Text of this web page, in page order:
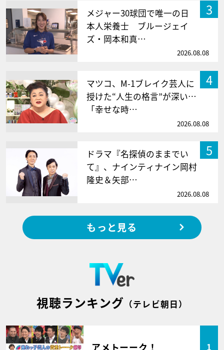
3
メジャー30球団で唯一の日
本人栄養士 ブルージェイ
ズ・岡本和真…
2026.08.08
4
マツコ、M-1ブレイク芸人に
授けた“人生の格言”が深い…
「幸せな時…
2026.08.08
5
ドラマ『名探偵のままでい
て』、ナインティナイン岡村
隆史＆矢部…
2026.08.08
もっと見る
視聴ランキング （テレビ朝日）
アメトーーク！ 1